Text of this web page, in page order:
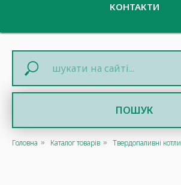
КОНТАКТИ
ПОШУК
Головна » Каталог товарів » Твердопаливні котли